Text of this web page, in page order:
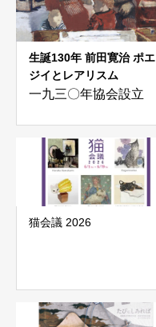
生誕130年 前田寛治 ポエ
ジイとレアリスム
一九三〇年協会設立
猫会議 2026